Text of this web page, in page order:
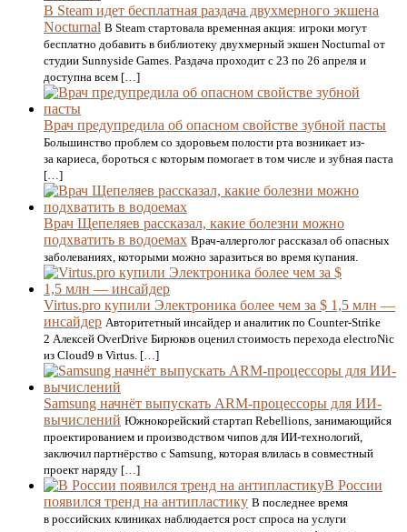
В Steam идет бесплатная раздача двухмерного экшена
Nocturnal В Steam стартовала временная акция: игроки могут
бесплатно добавить в библиотеку двухмерный экшен Nocturnal от
студии Sunnyside Games. Раздача проходит с 23 по 26 апреля и
доступна всем […]
Врач предупредила об опасном свойстве зубной пасты
Большинство проблем со здоровьем полости рта возникает из-
за кариеса, бороться с которым помогает в том числе и зубная паста
[…]
Врач Щепеляев рассказал, какие болезни можно
подхватить в водоемах Врач-аллерголог рассказал об опасных
заболеваниях, которыми можно заразиться во время купания.
Virtus.pro купили Электроника более чем за $ 1,5 млн —
инсайдер Авторитетный инсайдер и аналитик по Counter-Strike
2 Алексей OverDrive Бирюков оценил стоимость перехода electroNic
из Cloud9 в Virtus. […]
Samsung начнёт выпускать ARM-процессоры для ИИ-
вычислений Южнокорейский стартап Rebellions, занимающийся
проектированием и производством чипов для ИИ-технологий,
заключил партнёрство с Samsung, которая влилась в совместный
проект наряду […]
В России
появился тренд на антипластику В последнее время
в российских клиниках наблюдается рост спроса на услуги